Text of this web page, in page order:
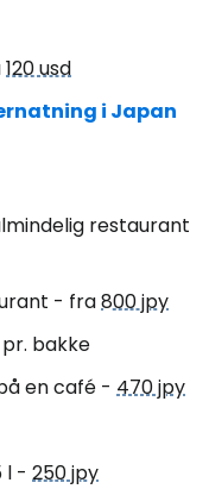
120 usd
i Japan
restaurant
- fra800 jpy
pr. bakke
en café - 470 jpy
l - 250 jpy